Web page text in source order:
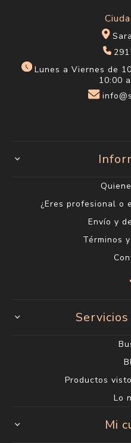
Lunes a Viernes de
10:00
¿Eres profesional o
Envío y
Términos
Productos
Lo
Mi